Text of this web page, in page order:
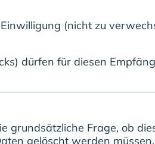
(nicht zu
dürfen für diesen
grundsätzliche Frage, ob
gelöscht werden müssen.